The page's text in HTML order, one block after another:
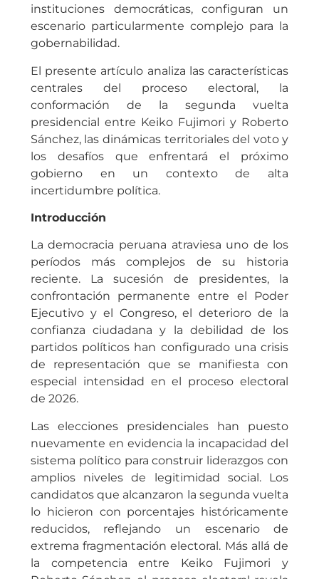
instituciones democráticas, configuran un
escenario particularmente complejo para la
gobernabilidad.
El presente artículo analiza las características
centrales del proceso electoral, la
conformación de la segunda vuelta
presidencial entre Keiko Fujimori y Roberto
Sánchez, las dinámicas territoriales del voto y
los desafíos que enfrentará el próximo
gobierno en un contexto de alta
incertidumbre política.
Introducción
La democracia peruana atraviesa uno de los
períodos más complejos de su historia
reciente. La sucesión de presidentes, la
confrontación permanente entre el Poder
Ejecutivo y el Congreso, el deterioro de la
confianza ciudadana y la debilidad de los
partidos políticos han configurado una crisis
de representación que se manifiesta con
especial intensidad en el proceso electoral
de 2026.
Las elecciones presidenciales han puesto
nuevamente en evidencia la incapacidad del
sistema político para construir liderazgos con
amplios niveles de legitimidad social. Los
candidatos que alcanzaron la segunda vuelta
lo hicieron con porcentajes históricamente
reducidos, reflejando un escenario de
extrema fragmentación electoral. Más allá de
la competencia entre Keiko Fujimori y